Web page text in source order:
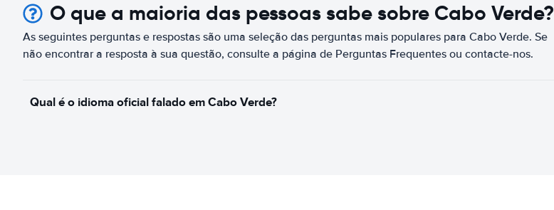
O que a maioria das pessoas sabe sobre Cabo Verde?
As seguintes perguntas e respostas são uma seleção das perguntas mais populares para Cabo Verde. Se
não encontrar a resposta à sua questão, consulte a página de Perguntas Frequentes ou contacte-nos.
Qual é o idioma oficial falado em Cabo Verde?